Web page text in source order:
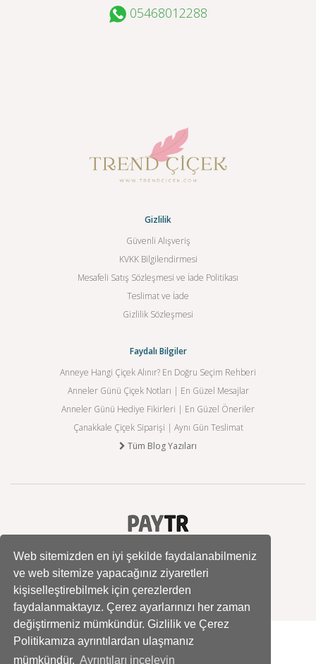
Web sitemizden en iyi şekilde faydalanabilmeniz
ve web sitemize yapacağınız ziyaretleri
kişiselleştirebilmek için çerezlerden
faydalanmaktayız. Çerez ayarlarınızı her zaman
değiştirmeniz mümkündür. Gizlilik ve Çerez
Politikamıza ayrıntılardan ulaşmanız
mümkündür. Ayrıntıları inceleyin
05468012288
Gizlilik
Güvenli Alışveriş
KVKK Bilgilendirmesi
Mesafeli Satış Sözleşmesi ve İade Politikası
Teslimat ve İade
Gizlilik Sözleşmesi
Faydalı Bilgiler
Anneye Hangi Çiçek Alınır? En Doğru Seçim Rehberi
Anneler Günü Çiçek Notları | En Güzel Mesajlar
Anneler Günü Hediye Fikirleri | En Güzel Öneriler
Çanakkale Çiçek Siparişi | Aynı Gün Teslimat
Tüm Blog Yazıları